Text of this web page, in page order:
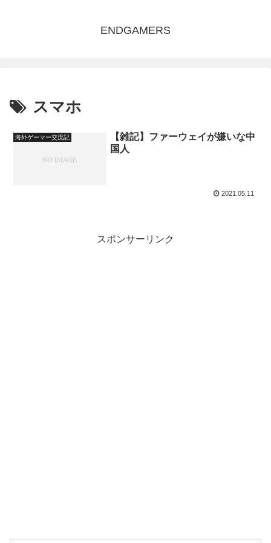
ENDGAMERS
スマホ
海外ゲーマー交流記
【雑記】ファーウェイが嫌いな中
国人
2021.05.11
スポンサーリンク